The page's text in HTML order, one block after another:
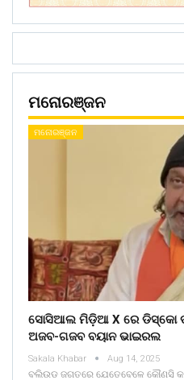
ମନୋରଞ୍ଜନ
ମନୋରଞ୍ଜନ
ସୋସିଆଲ ମିଡ଼ିଆ X ରେ ଡିସ୍କୋ
ଅଜବ-ଗଜବ ବୟାନ ଭାଇରଲ
Sakala Khabar Aug 14, 2025
ବଲିଉଡ ଜଗତରେ ଯେତେବେଳେ କୌଣସି